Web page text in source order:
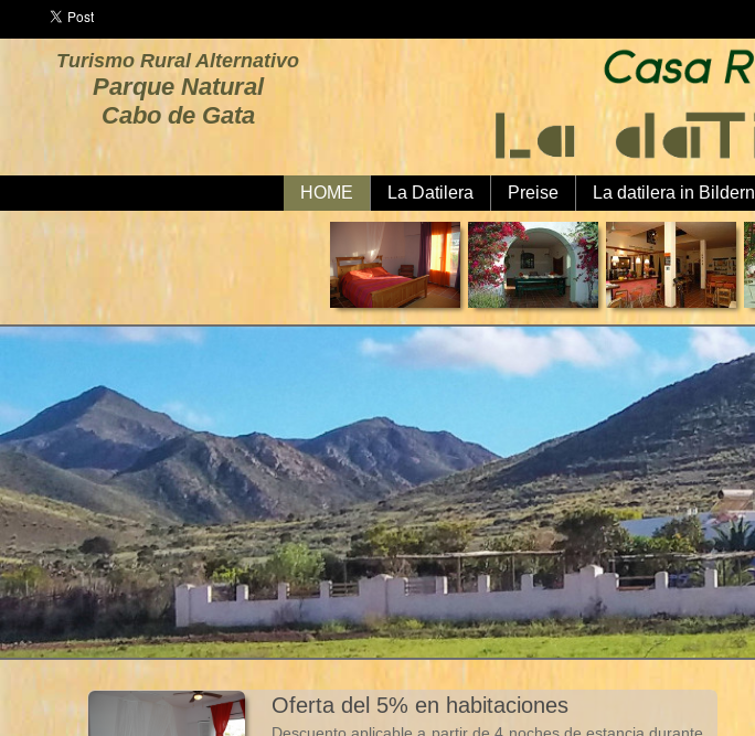
Turismo Rural Alternativo
Parque Natural
Cabo de Gata
HOME La Datilera Preise La datilera in Bildern
Oferta del 5% en habitaciones
Descuento aplicable a partir de 4 noches de estancia durante